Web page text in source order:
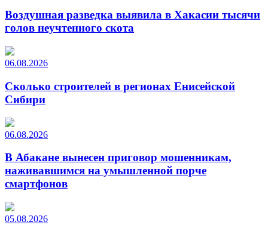
Воздушная разведка выявила в Хакасии тысячи
голов неучтенного скота
06.08.2026
Сколько строителей в регионах Енисейской
Сибири
06.08.2026
В Абакане вынесен приговор мошенникам,
наживавшимся на умышленной порче
смартфонов
05.08.2026